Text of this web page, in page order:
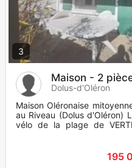
3
Maison - 2
Dolus-d'Oléron
Maison Oléronaise
au Riveau (Dolus d'Oléron)
vélo de la plage de
195